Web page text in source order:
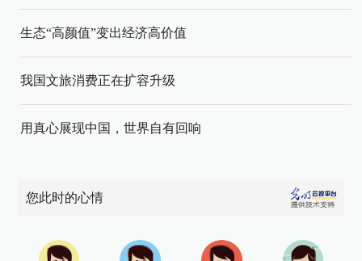
生态“高颜值”变出经济高价值
我国文旅消费正在扩容升级
用真心展现中国，世界自有回响
您此时的心情